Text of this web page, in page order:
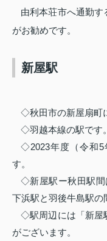
由利本荘市へ通勤
がお勧めです。
新屋駅
◇秋田市の新屋扇町
◇羽越本線の駅です。
◇2023年度（令和5
す。
◇新屋駅ー秋田駅間
下浜駅と羽後牛島駅の
◇駅周辺には「新屋
がございます。